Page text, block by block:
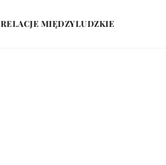
RELACJE MIĘDZYLUDZKIE